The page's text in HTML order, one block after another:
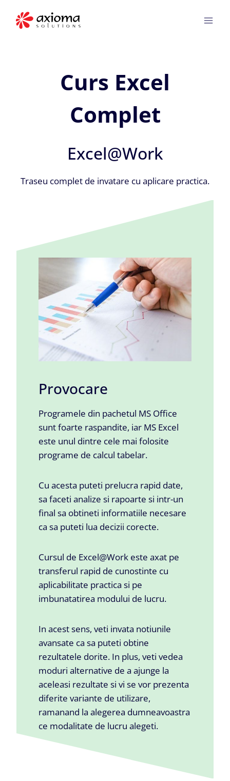
Curs Excel
Complet
Excel@Work
Traseu complet de invatare cu aplicare practica.
Provocare
Programele din pachetul MS Office
sunt foarte raspandite, iar MS Excel
este unul dintre cele mai folosite
programe de calcul tabelar.
Cu acesta puteti prelucra rapid date,
sa faceti analize si rapoarte si intr-un
final sa obtineti informatiile necesare
ca sa puteti lua decizii corecte.
Cursul de Excel@Work este axat pe
transferul rapid de cunostinte cu
aplicabilitate practica si pe
imbunatatirea modului de lucru.
In acest sens, veti invata notiunile
avansate ca sa puteti obtine
rezultatele dorite. In plus, veti vedea
moduri alternative de a ajunge la
aceleasi rezultate si vi se vor prezenta
diferite variante de utilizare,
ramanand la alegerea dumneavoastra
ce modalitate de lucru alegeti.